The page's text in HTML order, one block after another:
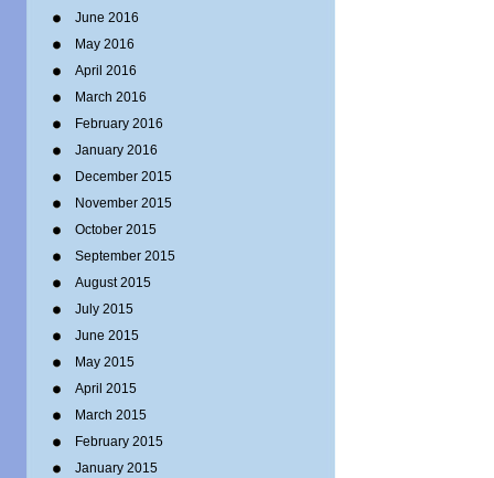
June 2016
May 2016
April 2016
March 2016
February 2016
January 2016
December 2015
November 2015
October 2015
September 2015
August 2015
July 2015
June 2015
May 2015
April 2015
March 2015
February 2015
January 2015